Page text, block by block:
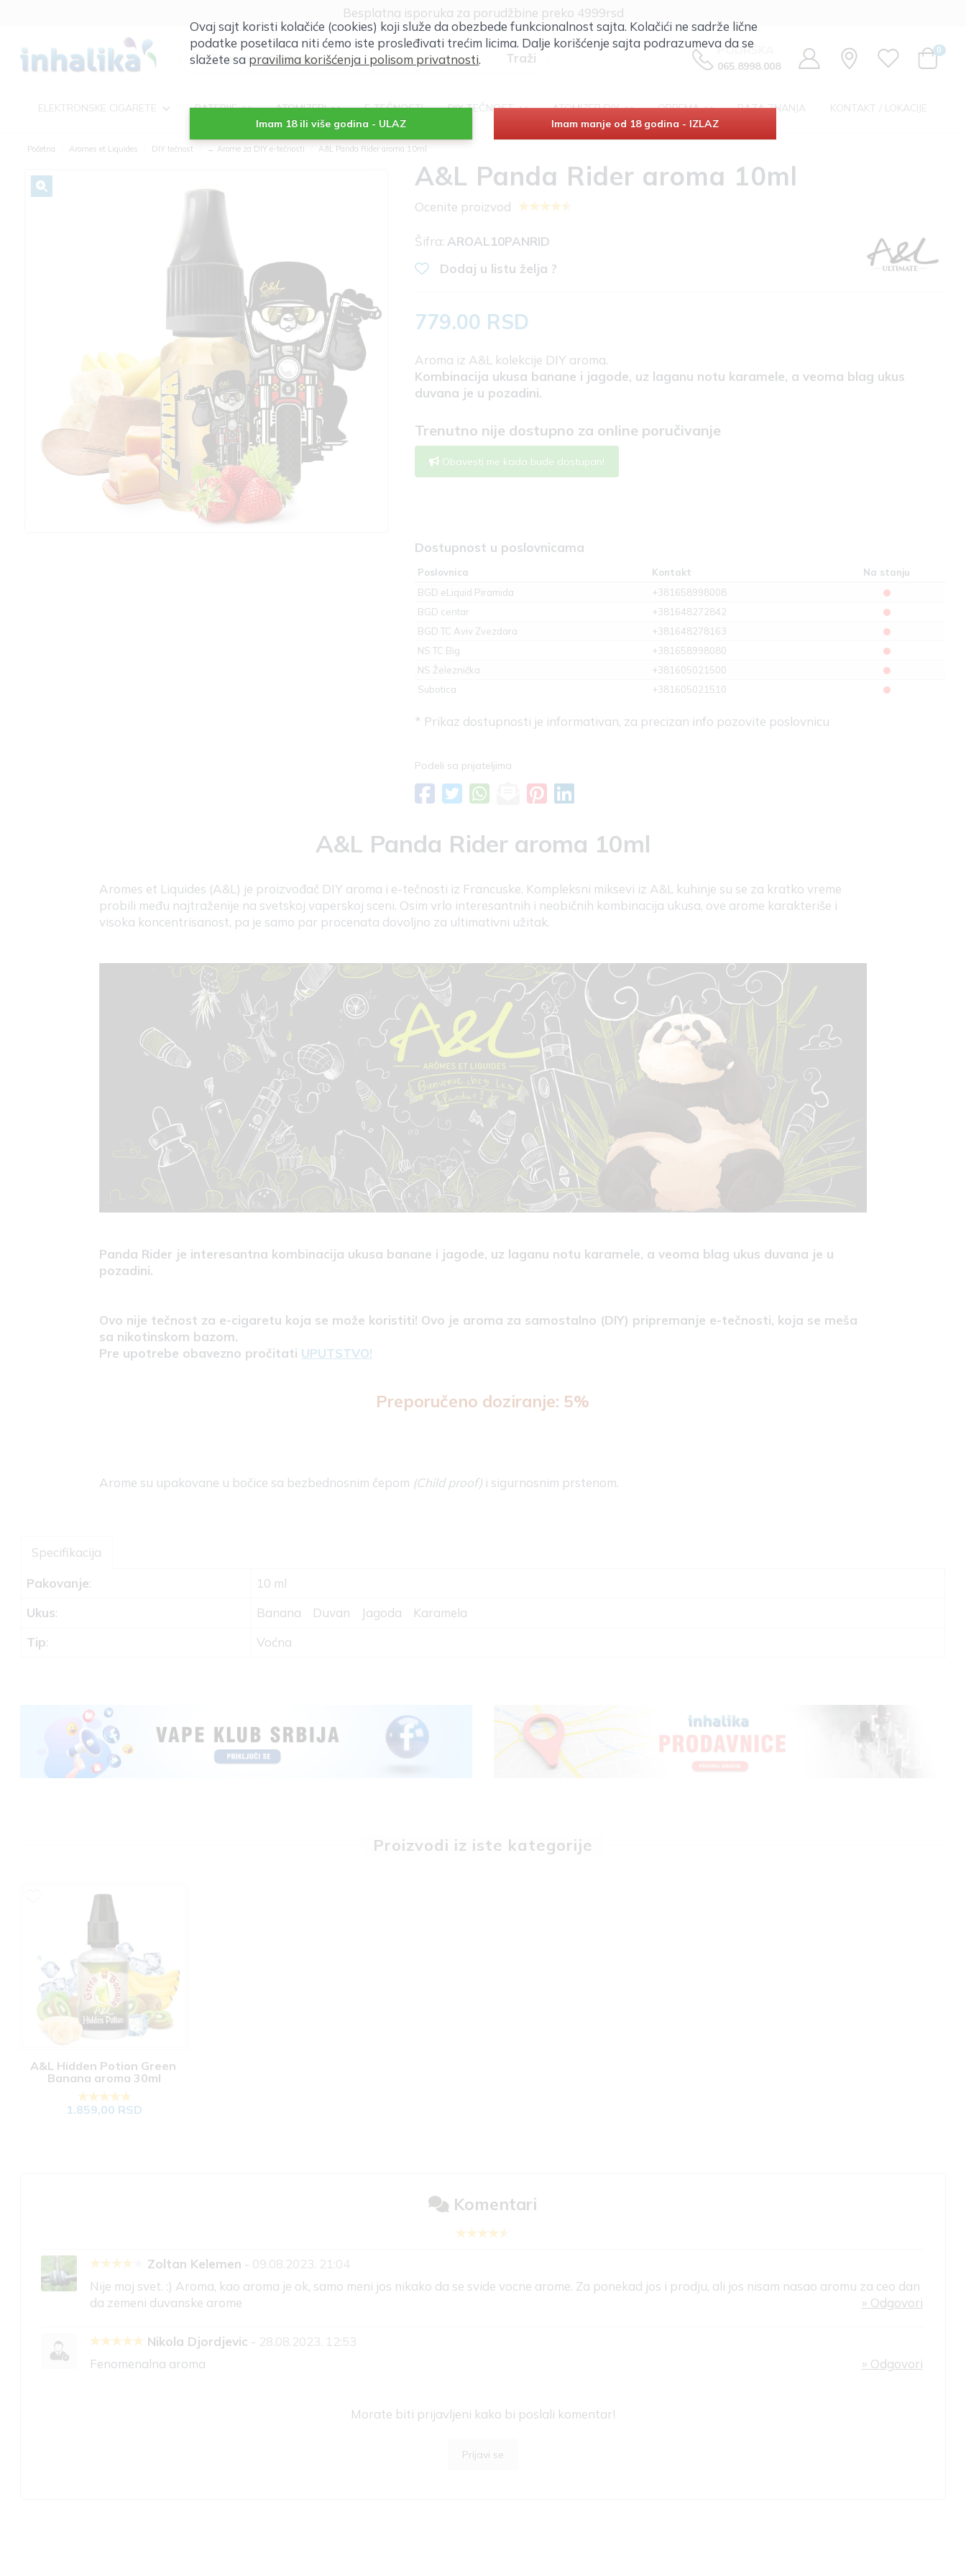
Klik za više informacija
Besplatna isporuka za porudžbine preko 4999rsd
PODRŠKA
065.8998.008
0
ELEKTRONSKE CIGARETE BATERIJE ATOMIZERI E-TEČNOSTI DIY TEČNOST ATOMIZER DIY OPREMA BAZA ZNANJA KONTAKT / LOKACIJE
Početna Aromes et Liquides DIY tečnost ← Arome za DIY e-tečnosti A&L Panda Rider aroma 10ml
A&L Panda Rider aroma 10ml
Ocenite proizvod
Šifra: AROAL10PANRID
Dodaj u listu želja ?
779.00 RSD
Aroma iz A&L kolekcije DIY aroma.
Kombinacija ukusa banane i jagode, uz laganu notu karamele, a veoma blag ukus
duvana je u pozadini.
Trenutno nije dostupno za online poručivanje
Obavesti me kada bude dostupan!
Dostupnost u poslovnicama
Poslovnica Kontakt
Na stanju
BGD eLiquid Piramida
+381658998008
BGD centar
+381648272842
BGD TC Aviv Zvezdara
+381648278163
NS TC Big
+381658998080
NS Železnička
+381605021500
Subotica
+381605021510
* Prikaz dostupnosti je informativan, za precizan info pozovite poslovnicu
Podeli sa prijateljima
A&L Panda Rider aroma 10ml
Aromes et Liquides (A&L) je proizvođač DIY aroma i e-tečnosti iz Francuske. Kompleksni miksevi iz A&L kuhinje su se za kratko vreme
probili među najtraženije na svetskoj vaperskoj sceni. Osim vrlo interesantnih i neobičnih kombinacija ukusa, ove arome karakteriše i
visoka koncentrisanost, pa je samo par procenata dovoljno za ultimativni užitak.
Panda Rider je interesantna kombinacija ukusa banane i jagode, uz laganu notu karamele, a veoma blag ukus duvana je u
pozadini.
Ovo nije tečnost za e-cigaretu koja se može koristiti! Ovo je aroma za samostalno (DIY) pripremanje e-tečnosti, koja se meša
sa nikotinskom bazom.
Pre upotrebe obavezno pročitati UPUTSTVO!
Preporučeno doziranje: 5%
Arome su upakovane u bočice sa bezbednosnim čepom (Child proof) i sigurnosnim prstenom.
Specifikacija
Pakovanje:
10 ml
Ukus: Banana Duvan Jagoda
Karamela
Tip: Voćna
Proizvodi iz iste kategorije
A&L Hidden Potion Green
Banana aroma 30ml
1.859,00 RSD
Komentari
Zoltan Kelemen - 09.08.2023. 21:04
Nije moj svet. :) Aroma, kao aroma je ok, samo meni jos nikako da se svide vocne arome. Za ponekad jos i prodju, ali jos nisam nasao aromu za ceo dan
da zemeni duvanske arome
» Odgovori
Nikola Djordjevic - 28.08.2023. 12:53
Fenomenalna aroma
» Odgovori
Morate biti prijavljeni kako bi poslali komentar!
Prijavi se
Ovaj sajt koristi kolačiće (cookies) koji služe da obezbede funkcionalnost sajta. Kolačići ne sadrže lične
podatke posetilaca niti ćemo iste prosleđivati trećim licima. Dalje korišćenje sajta podrazumeva da se
slažete sa pravilima korišćenja i polisom privatnosti.
Imam 18 ili više godina - ULAZ Imam manje od 18 godina - IZLAZ